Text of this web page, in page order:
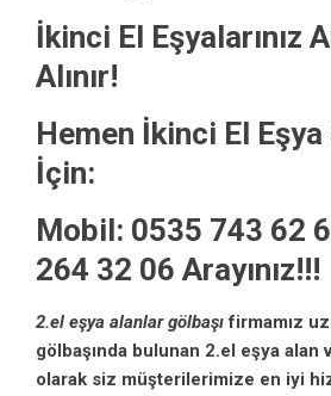
İkinci El Eşyalarınız
Alınır!
Hemen İkinci El
İçin:
Mobil: 0535 743 62
264 32 06 Arayınız!!!
2.el eşya alanlar gölbaşıfirmamız
gölbaşında bulunan 2.el eşya alan
olarak siz müşterilerimize en iyi